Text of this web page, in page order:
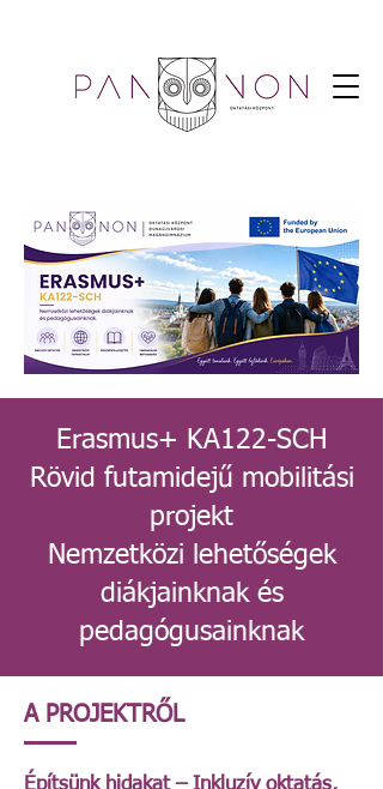
Erasmus+ KA122-SCH
Rövid futamidejű mobilitási
projekt
Nemzetközi lehetőségek
diákjainknak és
pedagógusainknak
A PROJEKTRŐL
Építsünk hidakat – Inkluzív oktatás,